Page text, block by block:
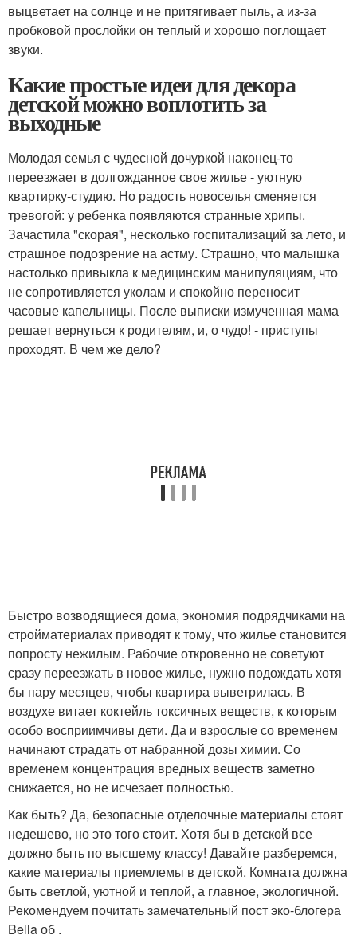
выцветает на солнце и не притягивает пыль, а из-за
пробковой прослойки он теплый и хорошо поглощает
звуки.
Какие простые идеи для декора
детской можно воплотить за
выходные
Молодая семья с чудесной дочуркой наконец-то
переезжает в долгожданное свое жилье - уютную
квартирку-студию. Но радость новоселья сменяется
тревогой: у ребенка появляются странные хрипы.
Зачастила "скорая", несколько госпитализаций за лето, и
страшное подозрение на астму. Страшно, что малышка
настолько привыкла к медицинским манипуляциям, что
не сопротивляется уколам и спокойно переносит
часовые капельницы. После выписки измученная мама
решает вернуться к родителям, и, о чудо! - приступы
проходят. В чем же дело?
Быстро возводящиеся дома, экономия подрядчиками на
стройматериалах приводят к тому, что жилье становится
попросту нежилым. Рабочие откровенно не советуют
сразу переезжать в новое жилье, нужно подождать хотя
бы пару месяцев, чтобы квартира выветрилась. В
воздухе витает коктейль токсичных веществ, к которым
особо восприимчивы дети. Да и взрослые со временем
начинают страдать от набранной дозы химии. Со
временем концентрация вредных веществ заметно
снижается, но не исчезает полностью.
Как быть? Да, безопасные отделочные материалы стоят
недешево, но это того стоит. Хотя бы в детской все
должно быть по высшему классу! Давайте разберемся,
какие материалы приемлемы в детской. Комната должна
быть светлой, уютной и теплой, а главное, экологичной.
Рекомендуем почитать замечательный пост эко-блогера
Bella об .